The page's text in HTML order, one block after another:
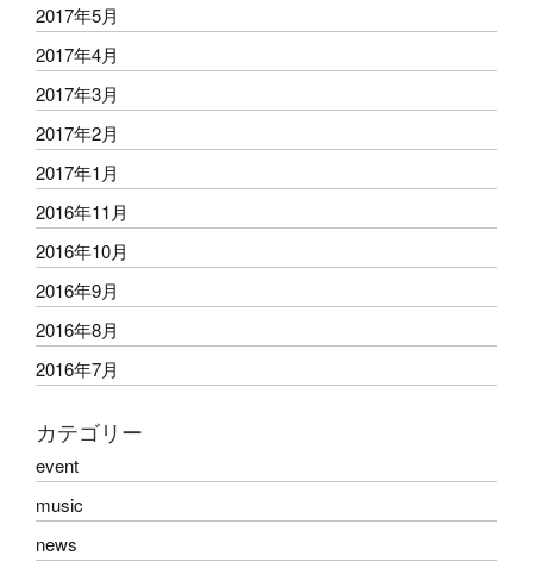
2017年5月
2017年4月
2017年3月
2017年2月
2017年1月
2016年11月
2016年10月
2016年9月
2016年8月
2016年7月
カテゴリー
event
music
news